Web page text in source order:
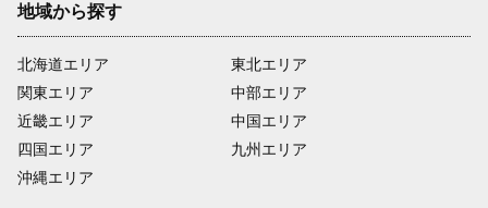
地域から探す
北海道エリア
関東エリア
近畿エリア
四国エリア
沖縄エリア
東北エリア
中部エリア
中国エリア
九州エリア